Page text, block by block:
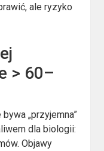
ale ryzyko
> 60–
„przyjemna”
dla biologii:
Objawy